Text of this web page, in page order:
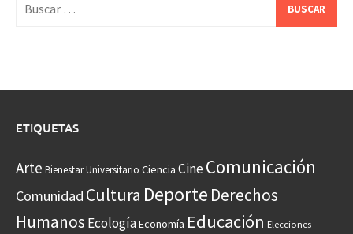
ETIQUETAS
Arte Bienestar Universitario Ciencia CineComunicación
Comunidad Cultura Deporte Derechos
Humanos EcologíaEconomía Educación Elecciones